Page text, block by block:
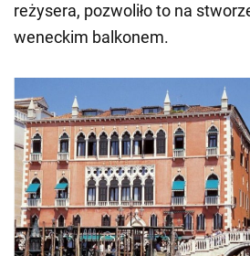
reżysera, pozwoliło to na
weneckim balkonem.